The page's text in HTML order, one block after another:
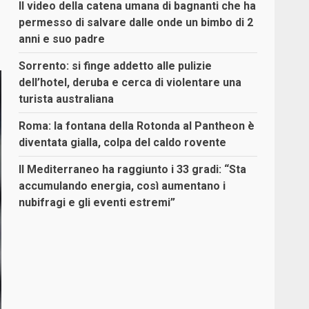
Il video della catena umana di bagnanti che ha
permesso di salvare dalle onde un bimbo di 2
anni e suo padre
Sorrento: si finge addetto alle pulizie
dell’hotel, deruba e cerca di violentare una
turista australiana
Roma: la fontana della Rotonda al Pantheon è
diventata gialla, colpa del caldo rovente
Il Mediterraneo ha raggiunto i 33 gradi: “Sta
accumulando energia, così aumentano i
nubifragi e gli eventi estremi”